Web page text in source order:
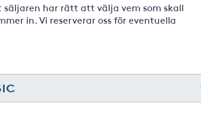
har rätt att välja vem som skall
in. Vi reserverar oss för eventuella